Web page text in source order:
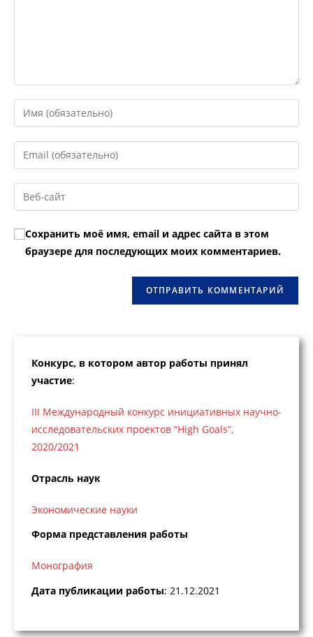
Введите
свое
имя
или
пользователя,
чтобы
прокомментировать
Введите
свой
email-
адрес,
прокомментировать
Введите
URL
вашего
веб-
сайта
Сохранить моё имя, email и адрес сайта в этом
браузере для последующих моих комментариев.
Конкурс, в котором автор работы принял
участие:
III Международный конкурс инициативных научно-
исследовательских проектов “High Goals”,
2020/2021
Отрасль наук
Экономические науки
Форма представления работы
Монография
Дата публикации работы: 21.12.2021